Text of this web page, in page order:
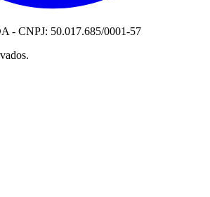
- CNPJ: 50.017.685/0001-57